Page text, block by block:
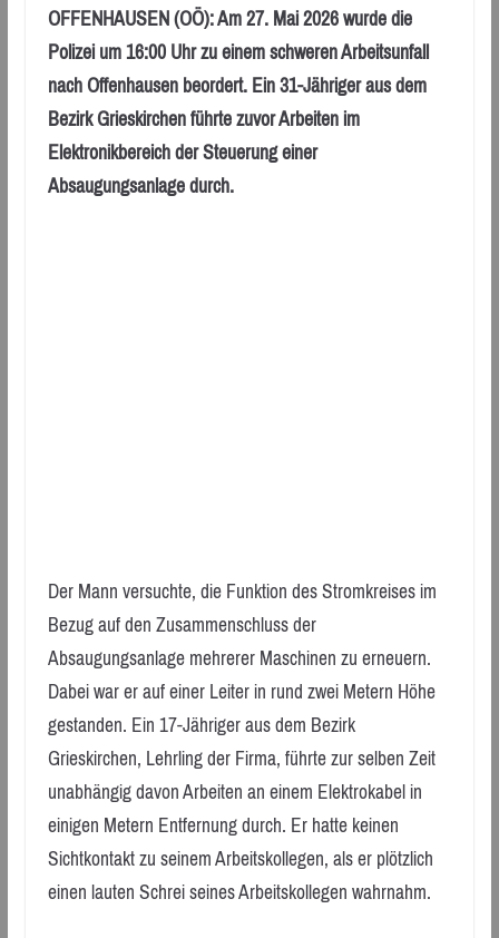
OFFENHAUSEN (OÖ): Am 27. Mai 2026 wurde die
Polizei um 16:00 Uhr zu einem schweren Arbeitsunfall
nach Offenhausen beordert. Ein 31-Jähriger aus dem
Bezirk Grieskirchen führte zuvor Arbeiten im
Elektronikbereich der Steuerung einer
Absaugungsanlage durch.
Der Mann versuchte, die Funktion des Stromkreises im
Bezug auf den Zusammenschluss der
Absaugungsanlage mehrerer Maschinen zu erneuern.
Dabei war er auf einer Leiter in rund zwei Metern Höhe
gestanden. Ein 17-Jähriger aus dem Bezirk
Grieskirchen, Lehrling der Firma, führte zur selben Zeit
unabhängig davon Arbeiten an einem Elektrokabel in
einigen Metern Entfernung durch. Er hatte keinen
Sichtkontakt zu seinem Arbeitskollegen, als er plötzlich
einen lauten Schrei seines Arbeitskollegen wahrnahm.